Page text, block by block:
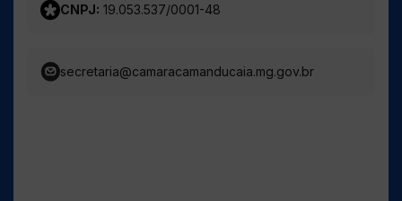
CNPJ: 19.053.537/0001-48
secretaria@camaracamanducaia.mg.gov.br